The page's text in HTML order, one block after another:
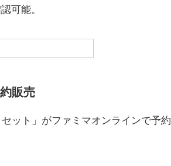
可能。
販売
ット」がファミマオンラインで予約